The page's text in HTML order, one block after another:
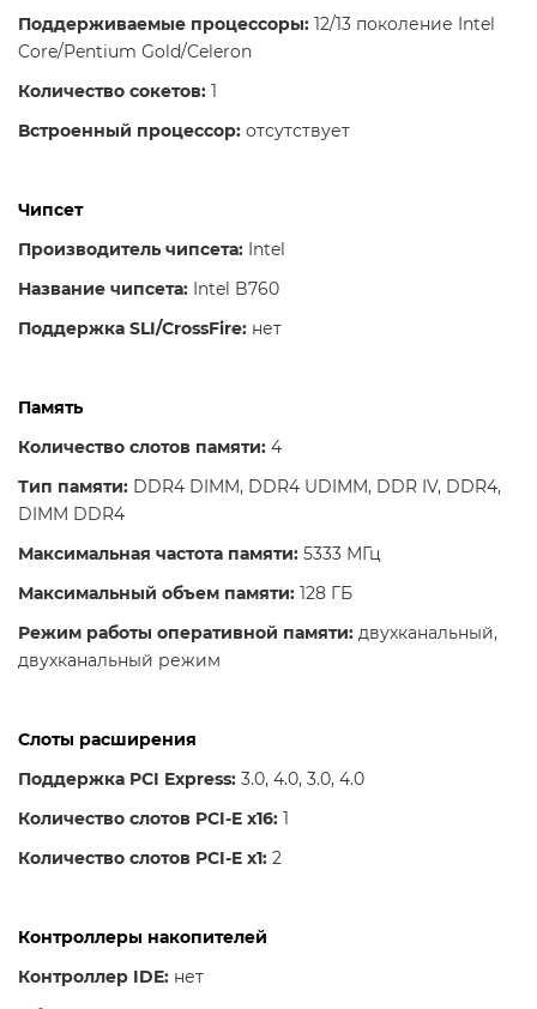
Поддерживаемые процессоры: 12/13 поколение Intel
Core/Pentium Gold/Celeron
Количество сокетов: 1
Встроенный процессор: отсутствует
Чипсет
Производитель чипсета: Intel
Название чипсета: Intel B760
Поддержка SLI/CrossFire: нет
Память
Количество слотов памяти: 4
Тип памяти: DDR4 DIMM, DDR4 UDIMM, DDR IV, DDR4,
DIMM DDR4
Максимальная частота памяти: 5333 МГц
Максимальный объем памяти: 128 ГБ
Режим работы оперативной памяти: двухканальный,
двухканальный режим
Слоты расширения
Поддержка PCI Express: 3.0, 4.0, 3.0, 4.0
Количество слотов PCI-E x16: 1
Количество слотов PCI-E x1: 2
Контроллеры накопителей
Контроллер IDE: нет